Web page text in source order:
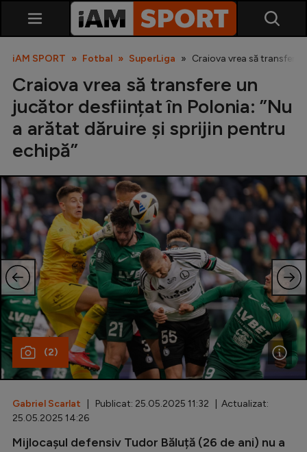
SuperLiga
Liga 2
Cupa României
Echipa Națională
U21
Fotbal feminin
Special
Diverse
Inedit
Clasamente
iAM SPORT Fotbal SuperLiga Craiova vrea să transfere
Craiova vrea să transfere un
jucător desființat în Polonia: ”Nu
a arătat dăruire și sprijin pentru
echipă”
(2)
Gabriel Scarlat | Publicat: 25.05.2025 11:32 | Actualizat:
25.05.2025 14:26
Mijlocașul defensiv Tudor Băluță (26 de ani) nu a